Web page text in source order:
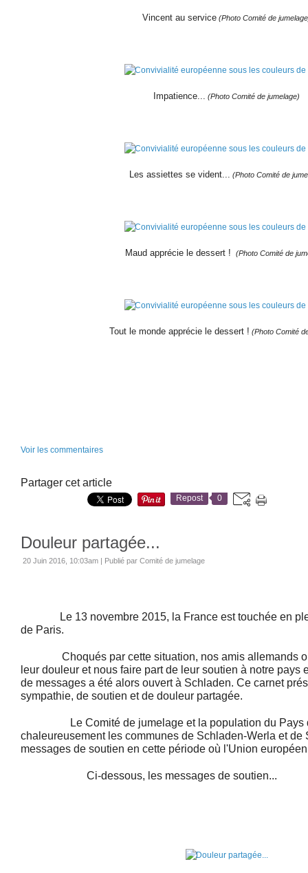
Vincent au service (Photo Comité de
Impatience... (Photo Comité de jumelage)
Les assiettes se vident... (Photo Comité de
Maud apprécie le dessert ! (Photo Comité de
Tout le monde apprécie le dessert ! (Photo Comité
Voir les commentaires
Partager cet article
Repost 0
Douleur partagée...
20 Juin 2016, 10:03am | Publié par Comité de jumelage
Le 13 novembre 2015, la France est touchée en
de Paris.
Choqués par cette situation, nos amis allemands
leur douleur et nous faire part de leur soutien à notre pays
de messages a été alors ouvert à Schladen. Ce carnet
sympathie, de soutien et de douleur partagée.
Le Comité de jumelage et la population du Pays
chaleureusement les communes de Schladen-Werla et de
messages de soutien en cette période où l'Union
Ci-dessous, les messages de soutien...